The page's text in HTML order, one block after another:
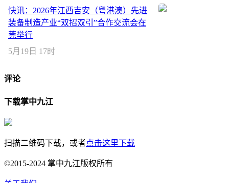
快讯：2026年江西吉安（粤港澳）先进
装备制造产业“双招双引”合作交流会在
莞举行
5月19日 17时
评论
下载掌中九江
扫描二维码下载，或者点击这里下载
©2015-2024 掌中九江版权所有